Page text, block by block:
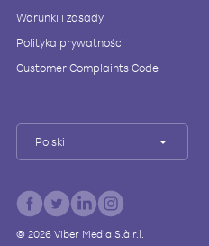
Warunki i zasady
Polityka prywatności
Customer Complaints Code
Polski
© 2026Viber Media S.à r.l.